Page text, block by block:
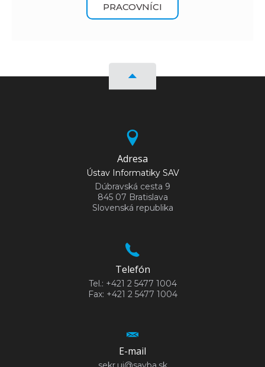
PRACOVNÍCI
Adresa
Ústav Informatiky SAV
Dúbravská cesta 9
845 07 Bratislava
Slovenská republika
Telefón
Tel.: +421 2 5477 1004
Fax: +421 2 5477 1004
E-mail